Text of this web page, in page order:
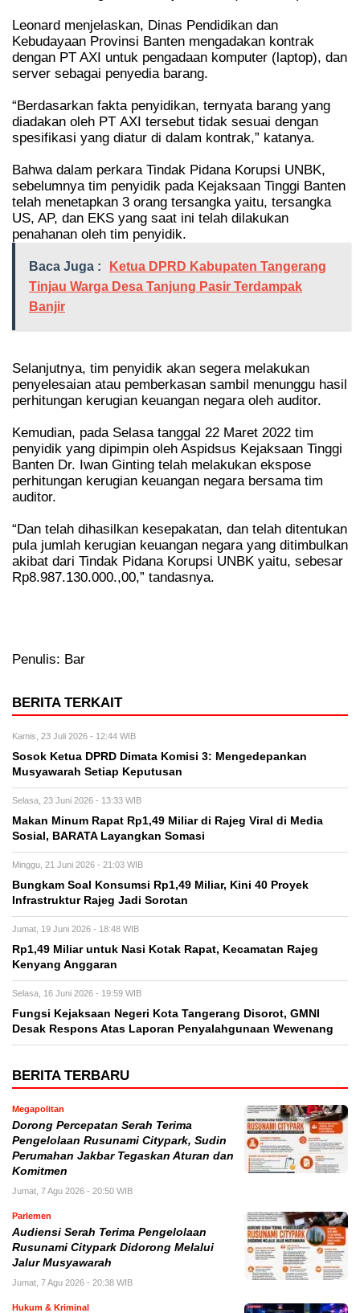
Leonard menjelaskan, Dinas Pendidikan dan
Kebudayaan Provinsi Banten mengadakan kontrak
dengan PT AXI untuk pengadaan komputer (laptop), dan
server sebagai penyedia barang.
“Berdasarkan fakta penyidikan, ternyata barang yang
diadakan oleh PT AXI tersebut tidak sesuai dengan
spesifikasi yang diatur di dalam kontrak,” katanya.
Bahwa dalam perkara Tindak Pidana Korupsi UNBK,
sebelumnya tim penyidik pada Kejaksaan Tinggi Banten
telah menetapkan 3 orang tersangka yaitu, tersangka
US, AP, dan EKS yang saat ini telah dilakukan
penahanan oleh tim penyidik.
Baca Juga :
Ketua DPRD Kabupaten Tangerang
Tinjau Warga Desa Tanjung Pasir Terdampak
Banjir
Selanjutnya, tim penyidik akan segera melakukan
penyelesaian atau pemberkasan sambil menunggu hasil
perhitungan kerugian keuangan negara oleh auditor.
Kemudian, pada Selasa tanggal 22 Maret 2022 tim
penyidik yang dipimpin oleh Aspidsus Kejaksaan Tinggi
Banten Dr. Iwan Ginting telah melakukan ekspose
perhitungan kerugian keuangan negara bersama tim
auditor.
“Dan telah dihasilkan kesepakatan, dan telah ditentukan
pula jumlah kerugian keuangan negara yang ditimbulkan
akibat dari Tindak Pidana Korupsi UNBK yaitu, sebesar
Rp8.987.130.000.,00,” tandasnya.
Penulis: Bar
BERITA TERKAIT
Kamis, 23 Juli 2026 - 12:44 WIB
Sosok Ketua DPRD Dimata Komisi 3: Mengedepankan
Musyawarah Setiap Keputusan
Selasa, 23 Juni 2026 - 13:33 WIB
Makan Minum Rapat Rp1,49 Miliar di Rajeg Viral di Media
Sosial, BARATA Layangkan Somasi
Minggu, 21 Juni 2026 - 21:03 WIB
Bungkam Soal Konsumsi Rp1,49 Miliar, Kini 40 Proyek
Infrastruktur Rajeg Jadi Sorotan
Jumat, 19 Juni 2026 - 18:48 WIB
Rp1,49 Miliar untuk Nasi Kotak Rapat, Kecamatan Rajeg
Kenyang Anggaran
Selasa, 16 Juni 2026 - 19:59 WIB
Fungsi Kejaksaan Negeri Kota Tangerang Disorot, GMNI
Desak Respons Atas Laporan Penyalahgunaan Wewenang
BERITA TERBARU
Megapolitan
Dorong Percepatan Serah Terima
Pengelolaan Rusunami Citypark, Sudin
Perumahan Jakbar Tegaskan Aturan dan
Komitmen
Jumat, 7 Agu 2026 - 20:50 WIB
Parlemen
Audiensi Serah Terima Pengelolaan
Rusunami Citypark Didorong Melalui
Jalur Musyawarah
Jumat, 7 Agu 2026 - 20:38 WIB
Hukum & Kriminal